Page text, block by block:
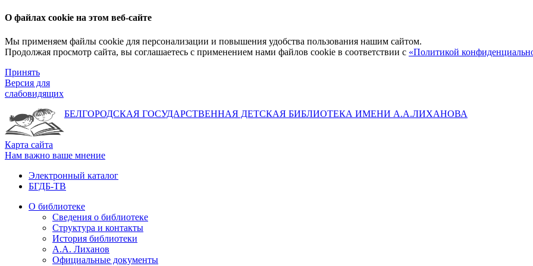
О файлах cookie на этом веб-сайте
Мы применяем файлы cookie для персонализации и повышения удобства пользования нашим сайтом.
Продолжая просмотр сайта, вы соглашаетесь с применением нами файлов cookie в соответствии с «Политикой
Принять
Версия для
слабовидящих
БЕЛГОРОДСКАЯ ГОСУДАРСТВЕННАЯ ДЕТСКАЯ БИБЛИОТЕКА ИМЕНИ А.А.ЛИХАНОВА
Карта сайта
Нам важно ваше мнение
Электронный каталог
БГДБ-ТВ
О библиотеке
Сведения о библиотеке
Структура и контакты
История библиотеки
А.А. Лиханов
Официальные документы